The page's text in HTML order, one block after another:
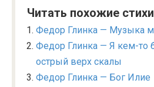
Читать похожие
Федор Глинка — Музыка
Федор Глинка — Я кем-то
острый верх скалы
Федор Глинка — Бог Илие